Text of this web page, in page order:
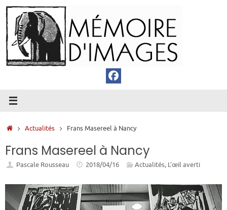
Passer
au
contenu
Accueil
Actualités Frans Masereel à Nancy
Frans Masereel à Nancy
Pascale Rousseau 2018/04/16 Actualités, L’œil averti